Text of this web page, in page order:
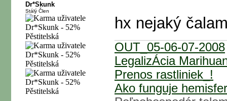
Dr*Skunk
Stálý Člen
hx nejaký
OUT_05-06-07-2008
LegalizÁcia
Prenos rastliniek_!
Ako funguje